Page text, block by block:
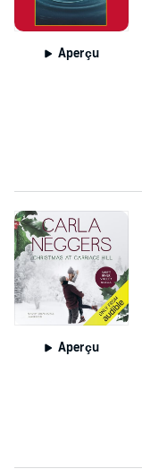
Aperçu
Aperçu